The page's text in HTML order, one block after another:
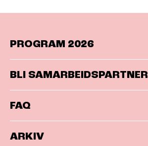
PROGRAM 2026
BLI SAMARBEIDSPARTNER
FAQ
ARKIV